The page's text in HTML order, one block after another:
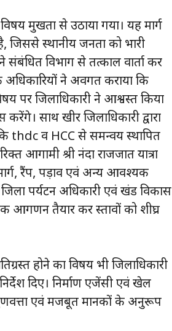
प्रमुखता से उठाया गया। यह मार्ग
जिससे स्थानीय जनता को भारी
संबंधित विभाग से तत्काल वार्ता कर
ने अवगत कराया कि
जिलाधिकारी ने आश्वस्त किया
करेंगे। साथ खीर जिलाधिकारी द्वारा
thdc व HCC से समन्वय स्थापित
आगामी श्री नंदा राजजात यात्रा
मार्ग, रैंप, पड़ाव एवं अन्य आवश्यक
पर्यटन अधिकारी एवं खंड विकास
तैयार कर प्रस्तावों को शीघ्र
होने का विषय भी जिलाधिकारी
दिए। निर्माण एजेंसी एवं खेल
गुणवत्ता एवं मजबूत मानकों के अनुरूप